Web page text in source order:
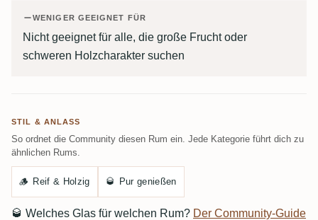
WENIGER GEEIGNET FÜR
Nicht geeignet für alle, die große Frucht oder
schweren Holzcharakter suchen
STIL & ANLASS
So ordnet die Community diesen Rum ein. Jede Kategorie führt dich zu
ähnlichen Rums.
🪵 Reif & Holzig 🥃 Pur genießen
🥃 Welches Glas für welchen Rum? Der Community-Guide